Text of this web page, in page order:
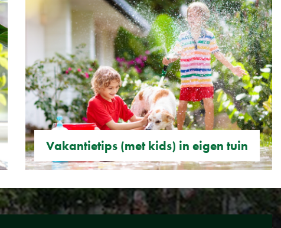
Vakantietips (met kids) in eigen tuin